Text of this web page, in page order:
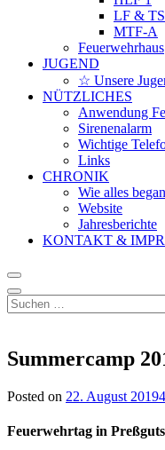
LF & TS
MTF-A
Feuerwehrhaus
JUGEND
☆ Unsere
NÜTZLICHES
Anwendung
Sirenenalarm
Wichtige
Links
CHRONIK
Wie alles
Website
Jahresberichte
KONTAKT &
Suchen
nach:
Summercamp
Posted on 22. August 2019
Feuerwehrtag in Preßguts